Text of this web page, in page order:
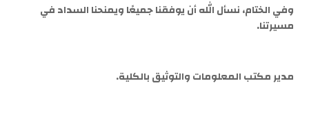
وفي الختام، نسأل الله أن يوفقنا جميعًا ويمنحنا السداد في
مسيرتنا.
مدير مكتب المعلومات والتوثيق بالكلية.